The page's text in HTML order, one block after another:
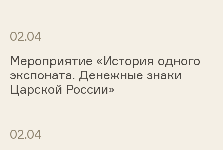
02.04
Мероприятие «История одного
экспоната. Денежные знаки
Царской России»
02.04